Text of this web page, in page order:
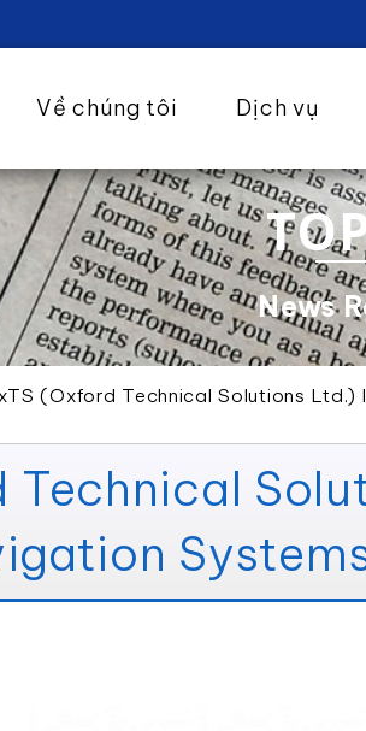
Về chúng tôi Dịch vụ
News
(Oxford Technical Solutions
Technical